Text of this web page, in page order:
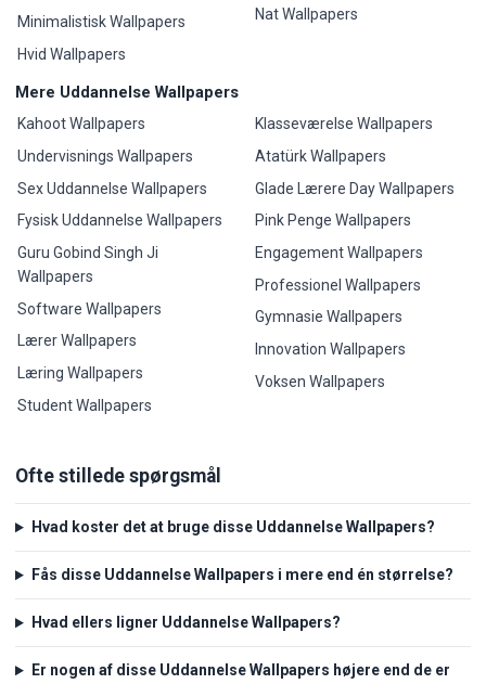
Minimalistisk Wallpapers
Hvid Wallpapers
Nat Wallpapers
Mere Uddannelse Wallpapers
Kahoot Wallpapers
Undervisnings Wallpapers
Sex Uddannelse Wallpapers
Fysisk Uddannelse Wallpapers
Guru Gobind Singh Ji
Wallpapers
Software Wallpapers
Lærer Wallpapers
Læring Wallpapers
Student Wallpapers
Klasseværelse Wallpapers
Atatürk Wallpapers
Glade Lærere Day Wallpapers
Pink Penge Wallpapers
Engagement Wallpapers
Professionel Wallpapers
Gymnasie Wallpapers
Innovation Wallpapers
Voksen Wallpapers
Ofte stillede spørgsmål
Hvad koster det at bruge disse Uddannelse Wallpapers?
Fås disse Uddannelse Wallpapers i mere end én størrelse?
Hvad ellers ligner Uddannelse Wallpapers?
Er nogen af disse Uddannelse Wallpapers højere end de er